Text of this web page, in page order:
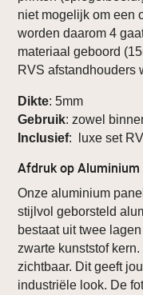
niet mogelijk om een
worden daarom 4
materiaal geboord
RVS afstandhouders
Dikte: 5mm
Gebruik: zowel
Inclusief: luxe set
Afdruk op Aluminium
Onze aluminium
stijlvol geborsteld
bestaat uit twee
zwarte kunststof
zichtbaar. Dit geeft
industriële look. De